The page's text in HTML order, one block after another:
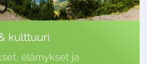
kulttuuri
elämykset ja